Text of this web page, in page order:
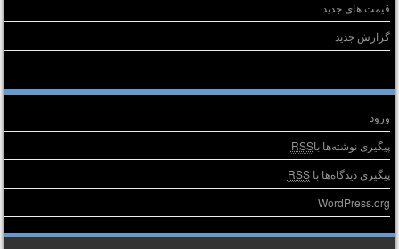
قیمت های جدید
گزارش جدید
ورود
پیگیری نوشته‌ها باRSS
پیگیری دیدگاه‌ها باRSS
WordPress.org